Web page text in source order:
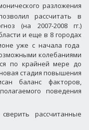
разложения
рассчитать в
(на 2007-2008 гг.)
и еще в 8 городах
уже с начала года
колебаниями
по крайней мере до
стадия повышения
баланс факторов,
поведения
рассчитанные